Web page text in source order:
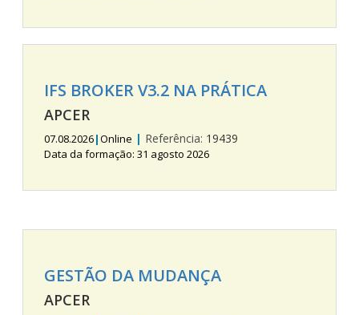
IFS BROKER V3.2 NA PRÁTICA
APCER
07.08.2026|Online | Referência: 19439
Data da formação: 31 agosto 2026
GESTÃO DA MUDANÇA
APCER